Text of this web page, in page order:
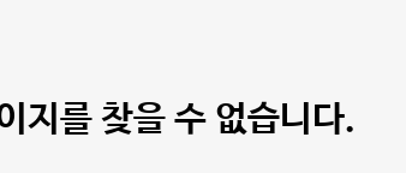
지를 찾을 수 없습니다.